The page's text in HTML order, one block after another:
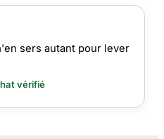
sers autant pour lever
vérifié